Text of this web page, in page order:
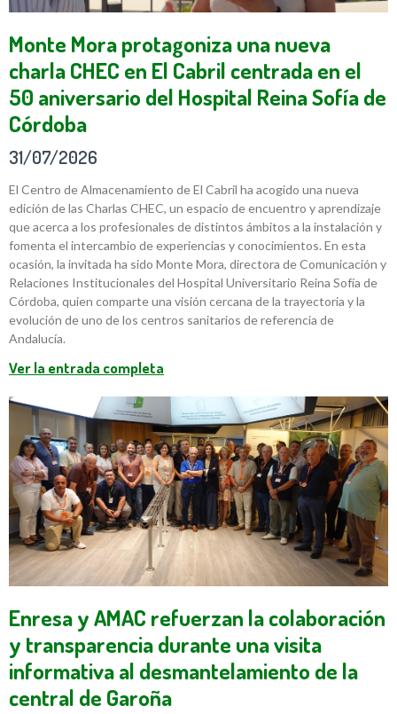
Monte Mora protagoniza una nueva
charla CHEC en El Cabril centrada en el
50 aniversario del Hospital Reina Sofía de
Córdoba
31/07/2026
El Centro de Almacenamiento de El Cabril ha acogido una nueva
edición de las Charlas CHEC, un espacio de encuentro y aprendizaje
que acerca a los profesionales de distintos ámbitos a la instalación y
fomenta el intercambio de experiencias y conocimientos. En esta
ocasión, la invitada ha sido Monte Mora, directora de Comunicación y
Relaciones Institucionales del Hospital Universitario Reina Sofía de
Córdoba, quien comparte una visión cercana de la trayectoria y la
evolución de uno de los centros sanitarios de referencia de
Andalucía.
Ver la entrada completa
Enresa y AMAC refuerzan la colaboración
y transparencia durante una visita
informativa al desmantelamiento de la
central de Garoña